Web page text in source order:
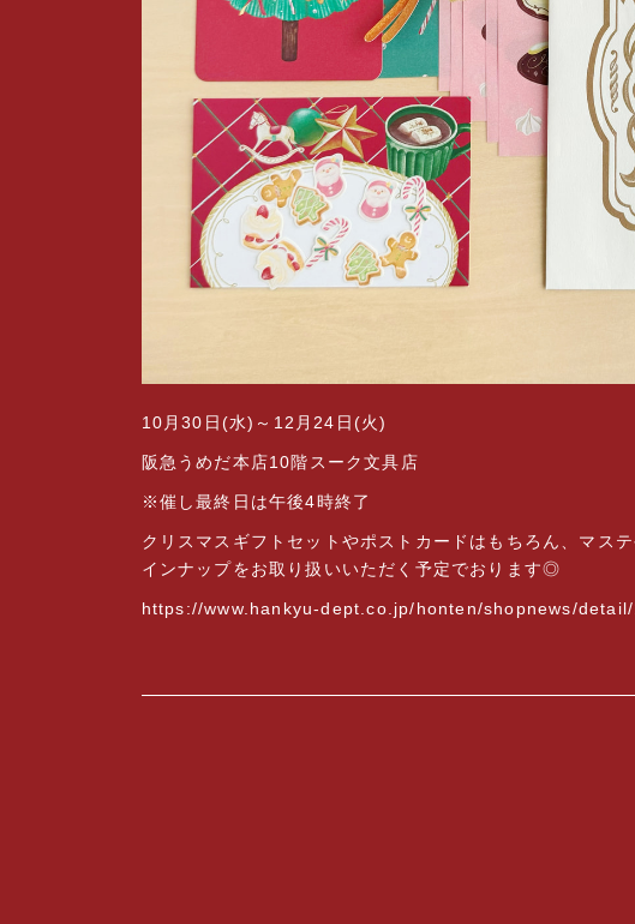
10月30日(水)～12月24日(火)
阪急うめだ本店10階スーク文具店
※催し最終日は午後4時終了
クリスマスギフトセットやポストカードはもちろん、マス
インナップをお取り扱いいただく予定でおります◎
https://www.hankyu-dept.co.jp/honten/shopnews/